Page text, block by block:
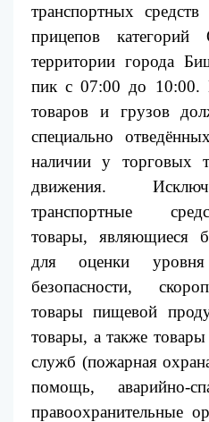
транспортных
прицепов
территории города
пик с 07:00 до 10:00.
товаров и грузов
специально
наличии у торговых
движения.
транспортные
товары, являющиеся
для оценки уровня
безопасности,
товары пищевой
товары, а также
служб (пожарная
помощь, аварийно-
правоохранительные